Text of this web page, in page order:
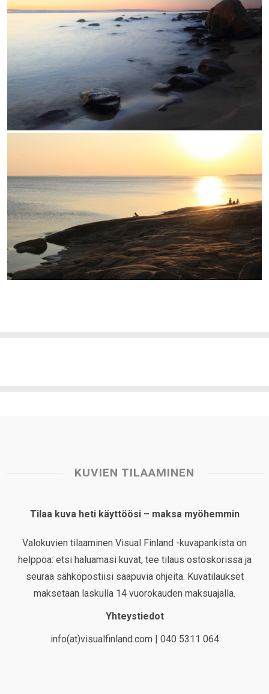
KUVIEN TILAAMINEN
Tilaa kuva heti käyttöösi – maksa myöhemmin
Valokuvien tilaaminen Visual Finland -kuvapankista on
helppoa: etsi haluamasi kuvat, tee tilaus ostoskorissa ja
seuraa sähköpostiisi saapuvia ohjeita. Kuvatilaukset
maksetaan laskulla 14 vuorokauden maksuajalla.
Yhteystiedot
info(at)visualfinland.com | 040 5311 064